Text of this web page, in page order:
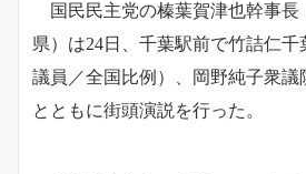
国民民主党の榛葉賀津也幹事長
県）は24日、千葉駅前で竹詰仁
議員／全国比例）、岡野純子衆議
とともに街頭演説を行った。